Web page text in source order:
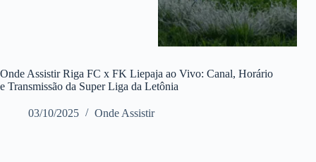
Onde Assistir Riga FC x FK Liepaja ao Vivo: Canal, Horário
e Transmissão da Super Liga da Letônia
03/10/2025 Onde Assistir